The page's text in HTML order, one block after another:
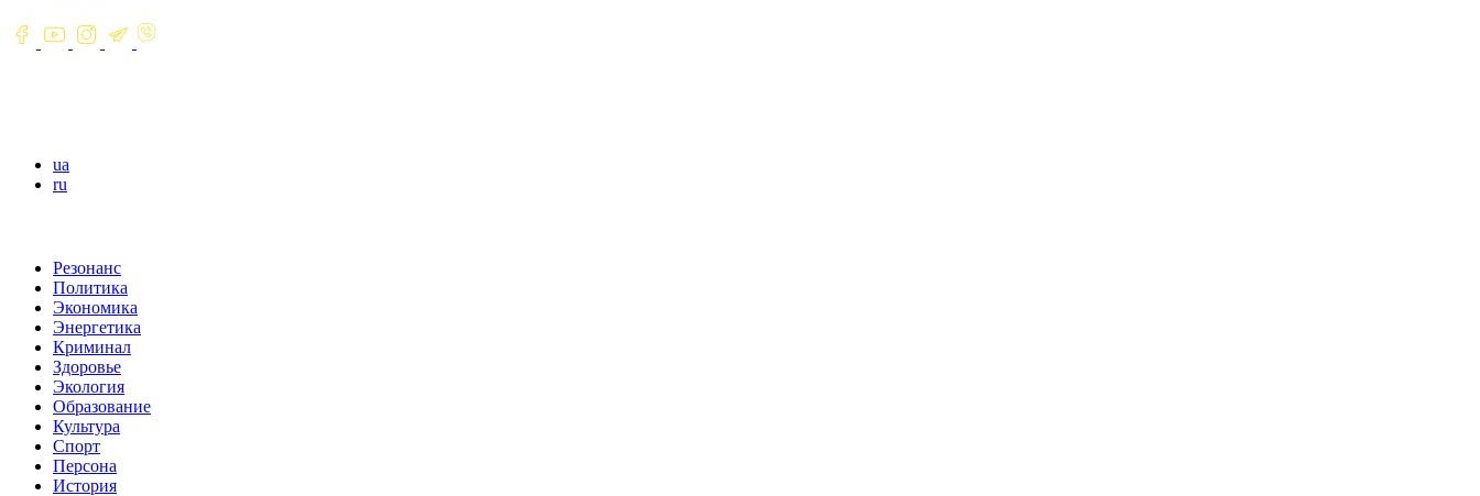
ua
ru
Резонанс
Политика
Экономика
Энергетика
Криминал
Здоровье
Экология
Образование
Культура
Спорт
Персона
История